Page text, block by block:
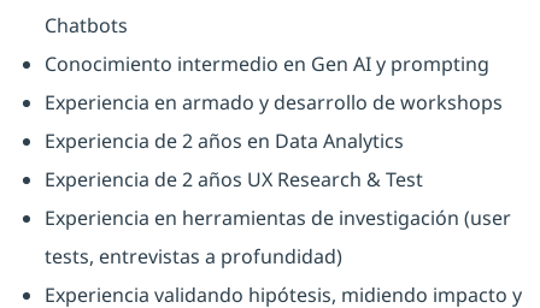
Chatbots
Conocimiento intermedio en Gen AI y prompting
Experiencia en armado y desarrollo de workshops
Experiencia de 2 años en Data Analytics
Experiencia de 2 años UX Research & Test
Experiencia en herramientas de investigación (user
tests, entrevistas a profundidad)
Experiencia validando hipótesis, midiendo impacto y